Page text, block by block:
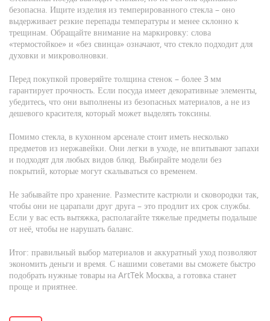
безопасна. Ищите изделия из темперированного стекла – оно
выдерживает резкие перепады температуры и менее склонно к
трещинам. Обращайте внимание на маркировку: слова
«термостойкое» и «без свинца» означают, что стекло подходит для
духовки и микроволновки.
Перед покупкой проверяйте толщина стенок – более 3 мм
гарантирует прочность. Если посуда имеет декоративные элементы,
убедитесь, что они выполнены из безопасных материалов, а не из
дешевого красителя, который может выделять токсины.
Помимо стекла, в кухонном арсенале стоит иметь несколько
предметов из нержавейки. Они легки в уходе, не впитывают запахи
и подходят для любых видов блюд. Выбирайте модели без
покрытий, которые могут скалываться со временем.
Не забывайте про хранение. Разместите кастрюли и сковородки так,
чтобы они не царапали друг друга – это продлит их срок службы.
Если у вас есть вытяжка, располагайте тяжелые предметы подальше
от неё, чтобы не нарушать баланс.
Итог: правильный выбор материалов и аккуратный уход позволяют
экономить деньги и время. С нашими советами вы сможете быстро
подобрать нужные товары на ArtTek Москва, а готовка станет
проще и приятнее.